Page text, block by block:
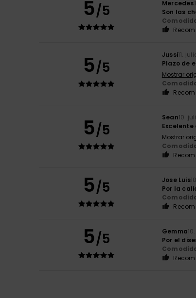
5/5 Mercedes
Son las
5/5
Jussi11.
Plazo de
Mostrar
5/5
Sean10.
Mostrar
5/5 Jose Luis
Por la
5/5 Gemma
Por el